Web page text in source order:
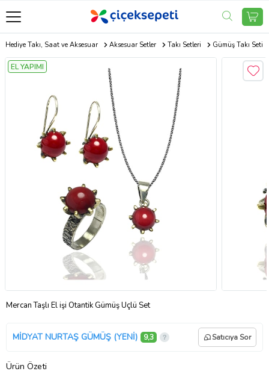
Hediye Takı, Saat ve Aksesuar Aksesuar Setler Takı Setleri Gümüş Takı Seti
EL YAPIMI
Mercan Taşlı El işi Otantik Gümüş Üçlü Set
MİDYAT NURTAŞ GÜMÜŞ (YENİ) 9,3 Satıcıya Sor
Ürün Özeti